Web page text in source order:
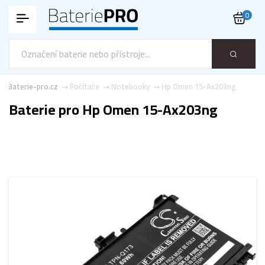
0
Hp Omen 15-Ax203ng
Notebooky
Počítače
Baterie-pro.cz
Baterie pro Hp Omen 15-Ax203ng